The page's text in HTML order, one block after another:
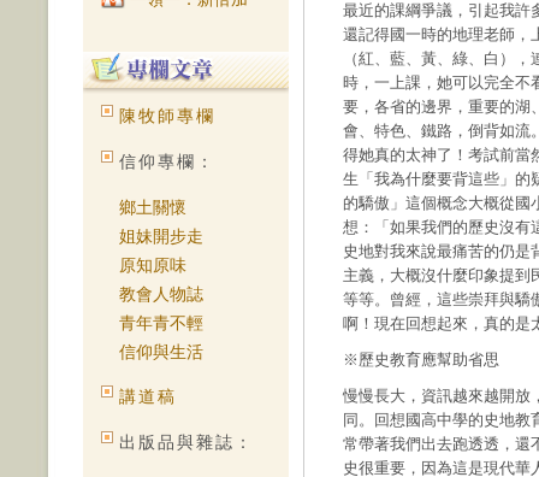
陳牧師專欄
信仰專欄：
鄉土關懷
姐妹開步走
原知原味
教會人物誌
青年青不輕
信仰與生活
講道稿
出版品與雜誌：
最近的課綱爭議，引起我許
還記得國一時的地理老師，
（紅、藍、黃、綠、白）
時，一上課，她可以完全不
要，各省的邊界，重要的湖
會、特色、鐵路，倒背如流
得她真的太神了！考試前當
生「我為什麼要背這些」的
的驕傲」這個概念大概從國
想：「如果我們的歷史沒有
史地對我來說最痛苦的仍是
主義，大概沒什麼印象提到
等等。曾經，這些崇拜與驕
啊！現在回想起來，真的是
※歷史教育應幫助省思
慢慢長大，資訊越來越開放
同。回想國高中學的史地
常帶著我們出去跑透透，還
史很重要，因為這是現代華